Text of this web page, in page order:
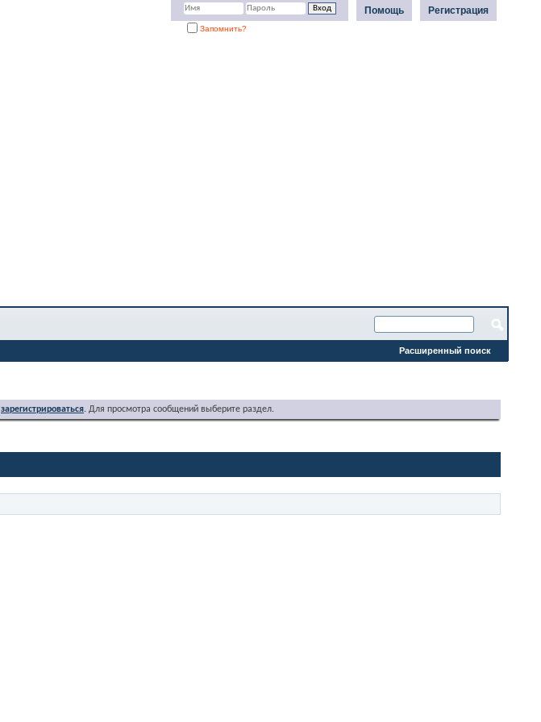
Регистрация
Помощь
Запомнить?
Расширенный поиск
зарегистрироваться. Для просмотра сообщений выберите раздел.